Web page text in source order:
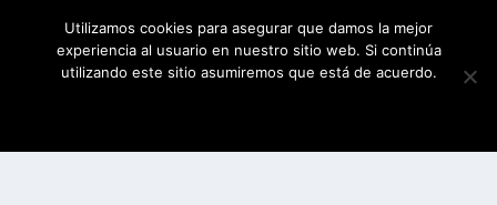
Utilizamos cookies para asegurar que damos la mejor
experiencia al usuario en nuestro sitio web. Si continúa
utilizando este sitio asumiremos que está de acuerdo.